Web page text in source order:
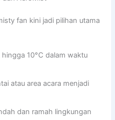
fan kini jadi pilihan utama
10°C dalam waktu
atau area acara menjadi
dan ramah lingkungan